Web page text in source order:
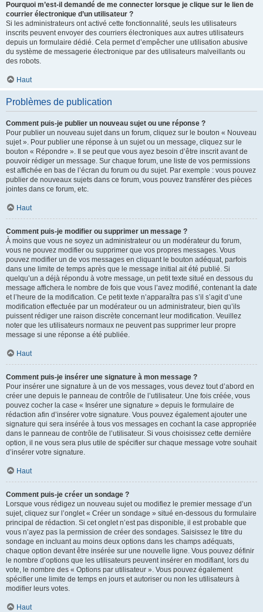
Pourquoi m’est-il demandé de me connecter lorsque je clique sur le lien de
courrier électronique d’un utilisateur ?
Si les administrateurs ont activé cette fonctionnalité, seuls les utilisateurs
inscrits peuvent envoyer des courriers électroniques aux autres utilisateurs
depuis un formulaire dédié. Cela permet d’empêcher une utilisation abusive
du système de messagerie électronique par des utilisateurs malveillants ou
des robots.
Haut
Problèmes de publication
Comment puis-je publier un nouveau sujet ou une réponse ?
Pour publier un nouveau sujet dans un forum, cliquez sur le bouton « Nouveau
sujet ». Pour publier une réponse à un sujet ou un message, cliquez sur le
bouton « Répondre ». Il se peut que vous ayez besoin d’être inscrit avant de
pouvoir rédiger un message. Sur chaque forum, une liste de vos permissions
est affichée en bas de l’écran du forum ou du sujet. Par exemple : vous pouvez
publier de nouveaux sujets dans ce forum, vous pouvez transférer des pièces
jointes dans ce forum, etc.
Haut
Comment puis-je modifier ou supprimer un message ?
À moins que vous ne soyez un administrateur ou un modérateur du forum,
vous ne pouvez modifier ou supprimer que vos propres messages. Vous
pouvez modifier un de vos messages en cliquant le bouton adéquat, parfois
dans une limite de temps après que le message initial ait été publié. Si
quelqu’un a déjà répondu à votre message, un petit texte situé en dessous du
message affichera le nombre de fois que vous l’avez modifié, contenant la date
et l’heure de la modification. Ce petit texte n’apparaîtra pas s’il s’agit d’une
modification effectuée par un modérateur ou un administrateur, bien qu’ils
puissent rédiger une raison discrète concernant leur modification. Veuillez
noter que les utilisateurs normaux ne peuvent pas supprimer leur propre
message si une réponse a été publiée.
Haut
Comment puis-je insérer une signature à mon message ?
Pour insérer une signature à un de vos messages, vous devez tout d’abord en
créer une depuis le panneau de contrôle de l’utilisateur. Une fois créée, vous
pouvez cocher la case « Insérer une signature » depuis le formulaire de
rédaction afin d’insérer votre signature. Vous pouvez également ajouter une
signature qui sera insérée à tous vos messages en cochant la case appropriée
dans le panneau de contrôle de l’utilisateur. Si vous choisissez cette dernière
option, il ne vous sera plus utile de spécifier sur chaque message votre souhait
d’insérer votre signature.
Haut
Comment puis-je créer un sondage ?
Lorsque vous rédigez un nouveau sujet ou modifiez le premier message d’un
sujet, cliquez sur l’onglet « Créer un sondage » situé en-dessous du formulaire
principal de rédaction. Si cet onglet n’est pas disponible, il est probable que
vous n’ayez pas la permission de créer des sondages. Saisissez le titre du
sondage en incluant au moins deux options dans les champs adéquats,
chaque option devant être insérée sur une nouvelle ligne. Vous pouvez définir
le nombre d’options que les utilisateurs peuvent insérer en modifiant, lors du
vote, le nombre des « Options par utilisateur ». Vous pouvez également
spécifier une limite de temps en jours et autoriser ou non les utilisateurs à
modifier leurs votes.
Haut